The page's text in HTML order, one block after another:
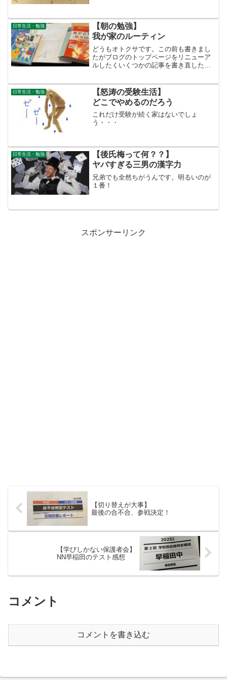
日常生活・勉強
【朝の勉強】
我が家のルーティン
どうもオトクサです。この前も書きまし
たがブログのトップページをリニューア
ルしたくいくつかの記事を書き直したり
た・なぜ朝勉なのか？・どんなスケジュ
ールなのか？・どんな問題...
日常生活・勉強
【怒涛の受験生活】
どこでやめるのだろう
これだけ受験が続く家はないでしょ
う・・・
日常生活・勉強
【後氏梅って何？？】
ヤバすぎる三男の漢字力
兄弟でも全然ちがうんです。明るいのが
１番！
スポンサーリンク
【切り替えが大事】
最後の合不合、参戦決定！
【学びしかない保護者会】
NN早稲田のテスト感想
コメント
コメントを書き込む